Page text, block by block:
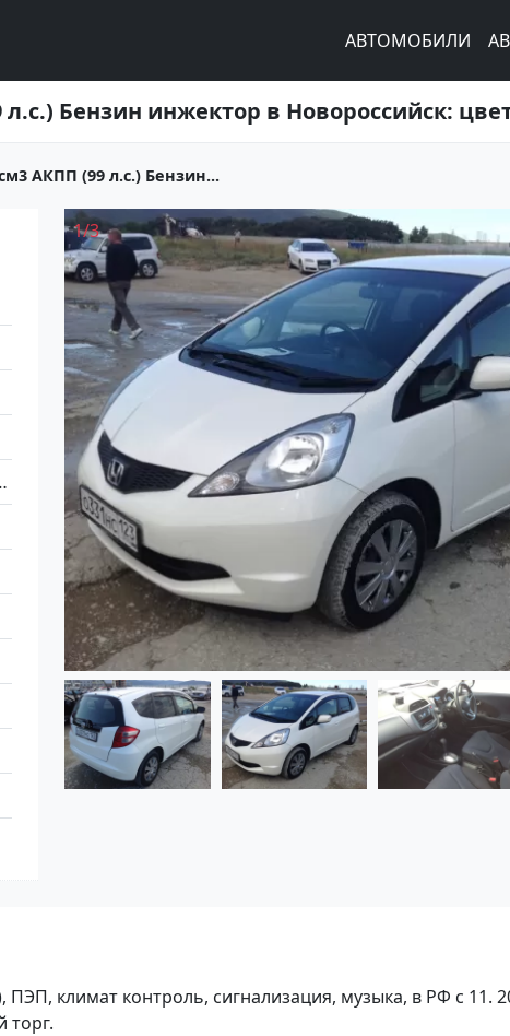
АВТОМОБИЛИ
АКПП (99 л.с.) Бензин...
инжектор
1/3
ПЭП, климат контроль, сигнализация, музыка, в РФ с 11.
торг.